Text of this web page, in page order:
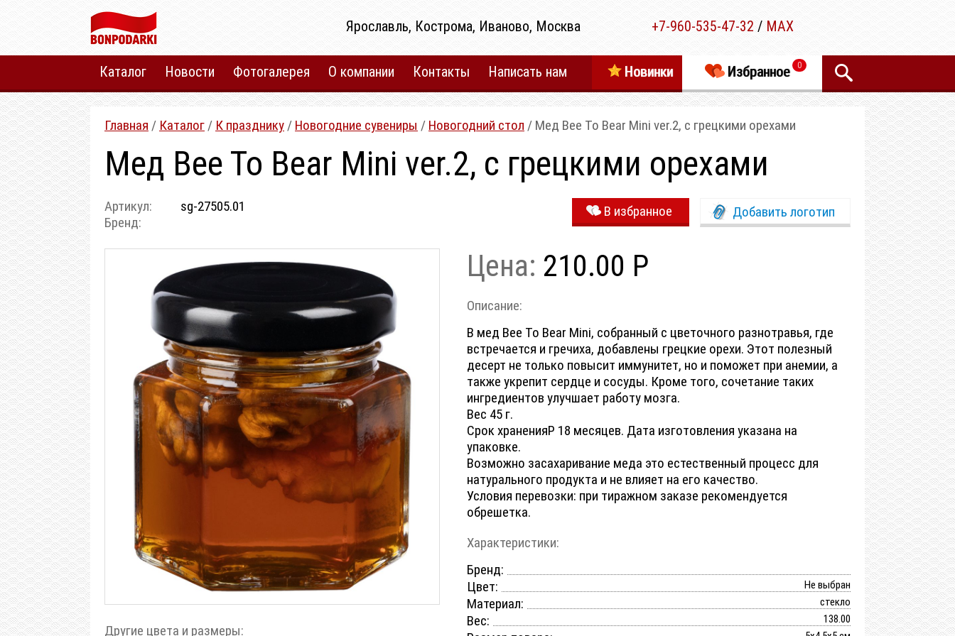
+7-960-535-47-32 / MAX
Ярославль, Кострома, Иваново, Москва
Каталог Новости Фотогалерея О компании Контакты Написать нам 0
Избранное
Новинки
Главная / Каталог / К празднику / Новогодние сувениры / Новогодний стол / Мед Bee To Bear Mini ver.2, с грецкими орехами
Мед Bee To Bear Mini ver.2, с грецкими орехами
Артикул:
Бренд:
sg-27505.01 Добавить логотип
В избранное
Другие цвета и размеры:
Цена: 210.00 Р
Описание:
В мед Bee To Bear Mini, собранный с цветочного разнотравья, где
встречается и гречиха, добавлены грецкие орехи. Этот полезный
десерт не только повысит иммунитет, но и поможет при анемии, а
также укрепит сердце и сосуды. Кроме того, сочетание таких
ингредиентов улучшает работу мозга.
Вес 45 г.
Срок храненияP 18 месяцев. Дата изготовления указана на
упаковке.
Возможно засахаривание меда это естественный процесс для
натурального продукта и не влияет на его качество.
Условия перевозки: при тиражном заказе рекомендуется
обрешетка.
Характеристики:
Бренд:
Цвет:
Не выбран
Материал: стекло
Вес: 138.00